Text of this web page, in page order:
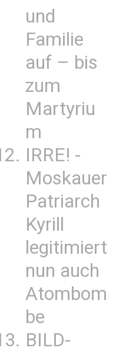
und
Familie
auf – bis
zum
Martyriu
m
IRRE! -
Moskauer
Patriarch
Kyrill
legitimiert
nun auch
Atombom
be
BILD-